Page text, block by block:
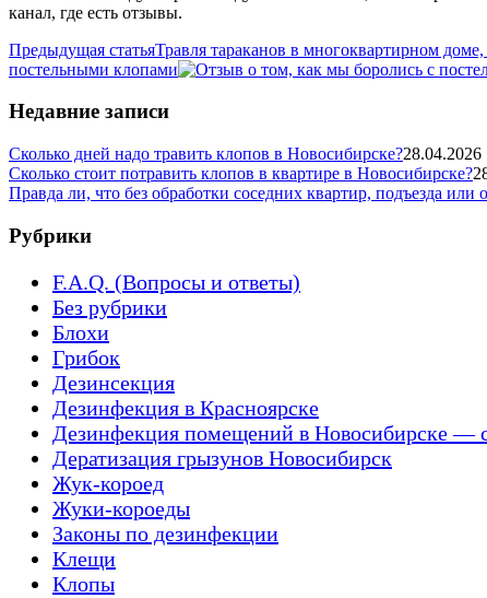
канал, где есть отзывы.
Предыдущая статьяТравля тараканов в многоквартирном
постельными клопами
Недавние записи
Сколько дней надо травить клопов в Новосибирске?28.04.2026
Сколько стоит потравить клопов в квартире в Новосибирске?
Правда ли, что без обработки соседних квартир, подъезда
Рубрики
F.A.Q. (Вопросы и ответы)
Без рубрики
Блохи
Грибок
Дезинсекция
Дезинфекция в Красноярске
Дезинфекция помещений в Новосибирске —
Дератизация грызунов Новосибирск
Жук-короед
Жуки-короеды
Законы по дезинфекции
Клещи
Клопы